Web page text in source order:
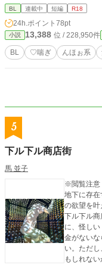
BL 連載中 短編 R18
24h.ポイント 78pt
小説 13,388 位 / 228,950件
BL ♡喘ぎ んほぉ系
5
下ル下ル商店街
馬 並子
※閲覧注意
地下に存在
の欲望を叶
下ル下ル商店街。 ギャンブ
に、怪し
金がない
い。ただ
もしれな